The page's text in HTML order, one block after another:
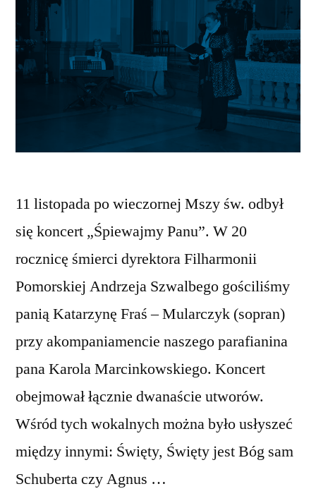
11 listopada po wieczornej Mszy św. odbył
się koncert „Śpiewajmy Panu”. W 20
rocznicę śmierci dyrektora Filharmonii
Pomorskiej Andrzeja Szwalbego gościliśmy
panią Katarzynę Fraś – Mularczyk (sopran)
przy akompaniamencie naszego parafianina
pana Karola Marcinkowskiego. Koncert
obejmował łącznie dwanaście utworów.
Wśród tych wokalnych można było usłyszeć
między innymi: Święty, Święty jest Bóg sam
Schuberta czy Agnus …